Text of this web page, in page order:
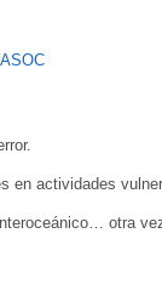
en actividades
otra